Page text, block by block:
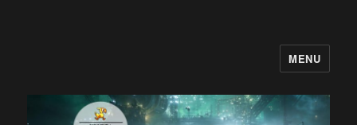
MENU